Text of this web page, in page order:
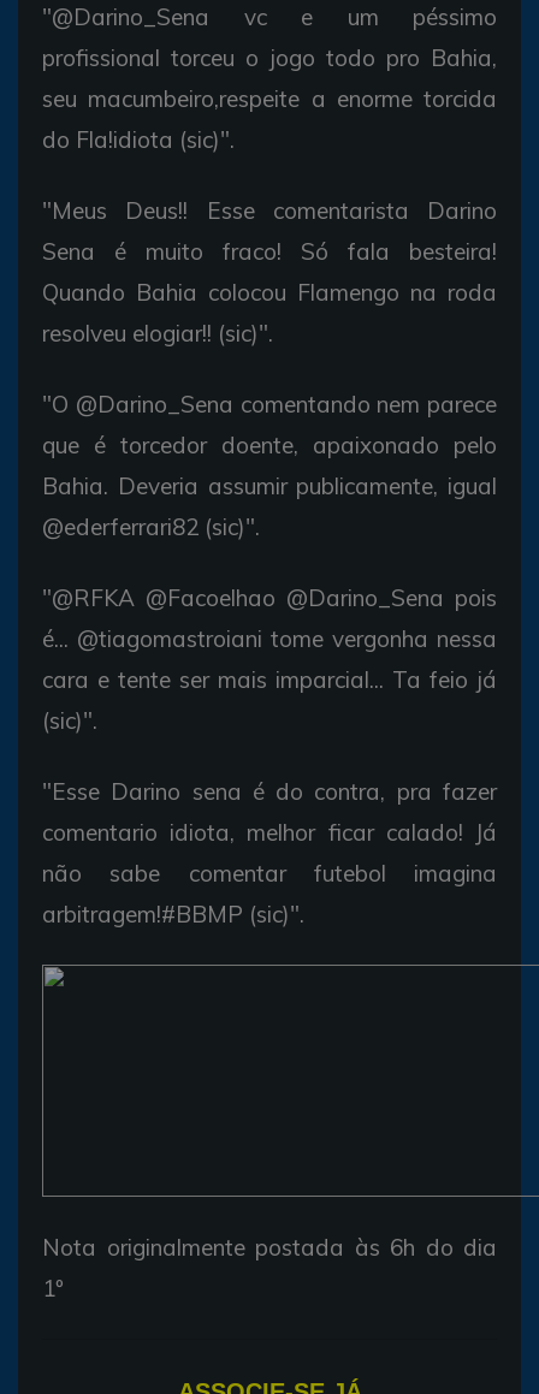
"@Darino_Sena vc e um péssimo
profissional torceu o jogo todo pro Bahia,
seu macumbeiro,respeite a enorme torcida
do Fla!idiota (sic)".
"Meus Deus!! Esse comentarista Darino
Sena é muito fraco! Só fala besteira!
Quando Bahia colocou Flamengo na roda
resolveu elogiar!! (sic)".
"O @Darino_Sena comentando nem parece
que é torcedor doente, apaixonado pelo
Bahia. Deveria assumir publicamente, igual
@ederferrari82 (sic)".
"@RFKA @Facoelhao @Darino_Sena pois
é... @tiagomastroiani tome vergonha nessa
cara e tente ser mais imparcial... Ta feio já
(sic)".
"Esse Darino sena é do contra, pra fazer
comentario idiota, melhor ficar calado! Já
não sabe comentar futebol imagina
arbitragem!#BBMP (sic)".
Nota originalmente postada às 6h do dia
1º